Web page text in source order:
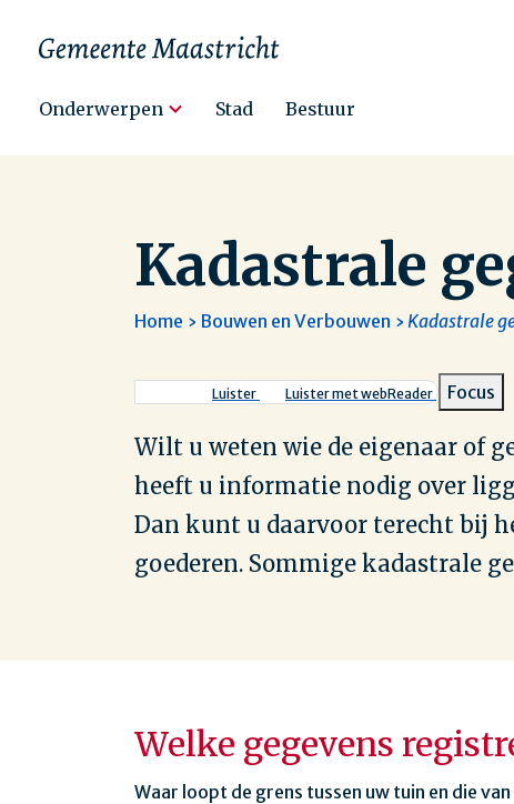
Onderwerpen Stad Bestuur
Kadastrale
Kruimelpad
Home Bouwen en Verbouwen Kadastrale
Luister Luister met webReader Focus
Wilt u weten wie de eigenaar of
heeft u informatie nodig over
Dan kunt u daarvoor terecht bij
goederen. Sommige kadastrale
Welke gegevens
Waar loopt de grens tussen uw tuin en die